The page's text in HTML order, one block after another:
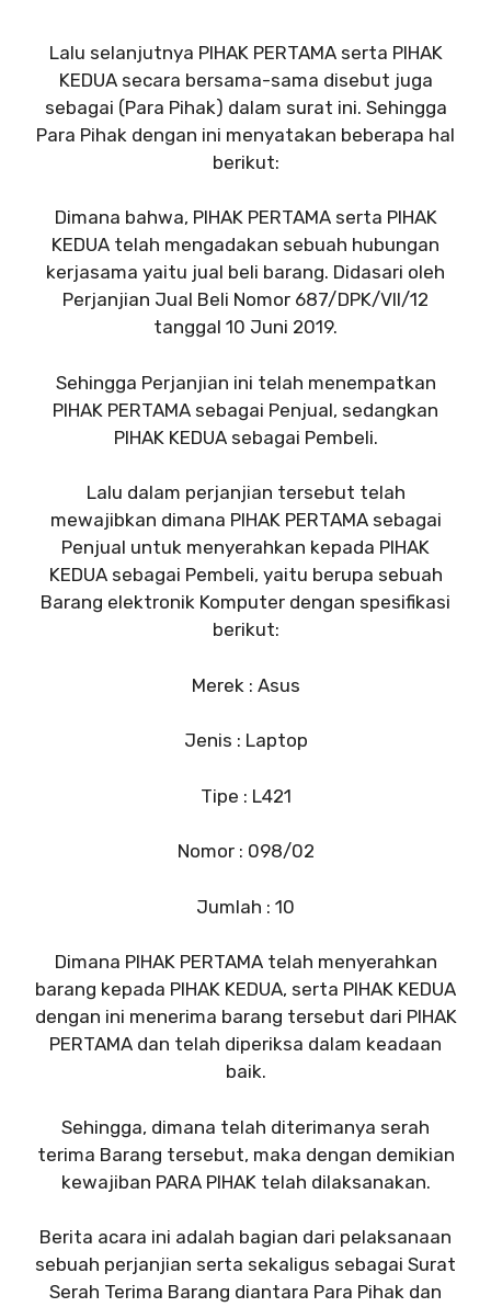
Lalu selanjutnya PIHAK PERTAMA serta PIHAK
KEDUA secara bersama-sama disebut juga
sebagai (Para Pihak) dalam surat ini. Sehingga
Para Pihak dengan ini menyatakan beberapa hal
berikut:
Dimana bahwa, PIHAK PERTAMA serta PIHAK
KEDUA telah mengadakan sebuah hubungan
kerjasama yaitu jual beli barang. Didasari oleh
Perjanjian Jual Beli Nomor 687/DPK/VII/12
tanggal 10 Juni 2019.
Sehingga Perjanjian ini telah menempatkan
PIHAK PERTAMA sebagai Penjual, sedangkan
PIHAK KEDUA sebagai Pembeli.
Lalu dalam perjanjian tersebut telah
mewajibkan dimana PIHAK PERTAMA sebagai
Penjual untuk menyerahkan kepada PIHAK
KEDUA sebagai Pembeli, yaitu berupa sebuah
Barang elektronik Komputer dengan spesifikasi
berikut:
Merek : Asus
Jenis : Laptop
Tipe : L421
Nomor : 098/02
Jumlah : 10
Dimana PIHAK PERTAMA telah menyerahkan
barang kepada PIHAK KEDUA, serta PIHAK KEDUA
dengan ini menerima barang tersebut dari PIHAK
PERTAMA dan telah diperiksa dalam keadaan
baik.
Sehingga, dimana telah diterimanya serah
terima Barang tersebut, maka dengan demikian
kewajiban PARA PIHAK telah dilaksanakan.
Berita acara ini adalah bagian dari pelaksanaan
sebuah perjanjian serta sekaligus sebagai Surat
Serah Terima Barang diantara Para Pihak dan